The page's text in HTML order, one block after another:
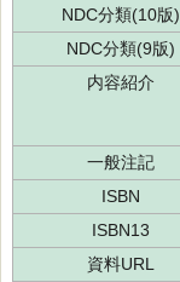
NDC分類(10版)
NDC分類(9版)
内容紹介
一般注記
ISBN
ISBN13
資料URL